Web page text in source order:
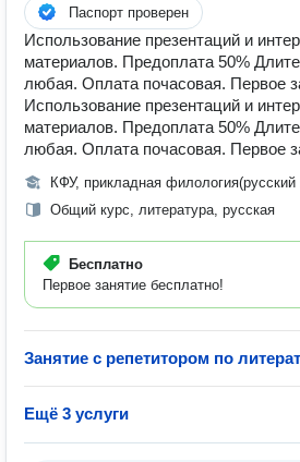
Паспорт проверен
Использование презентаций и
материалов. Предоплата 50%
любая. Оплата почасовая. Первое
Использование презентаций и
материалов. Предоплата 50%
любая. Оплата почасовая. Первое
КФУ, прикладная филология(русский
Общий курс, литература, русская
Бесплатно
Первое занятие бесплатно!
Занятие с репетитором по
Ещё 3 услуги